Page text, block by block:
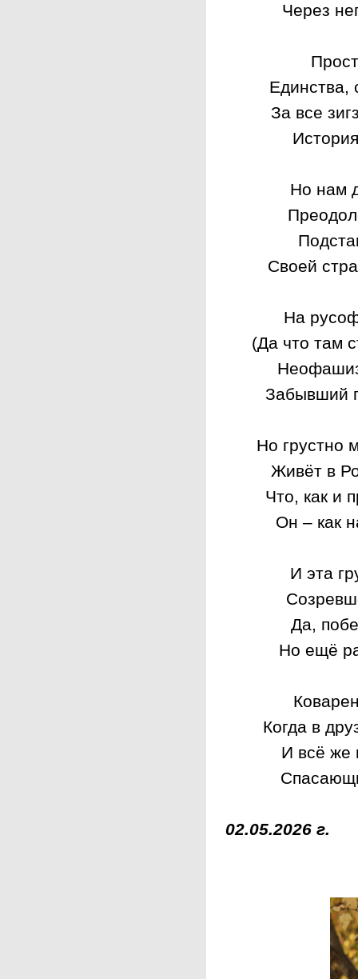
Через
Единства,
За все
Но нам
Своей
На
(Да что там
Забывший
Но грустно
Живёт в
Что, как и
Он – как
И эта
Да,
Но ещё
Когда в
И всё же
02.05.2026 г.